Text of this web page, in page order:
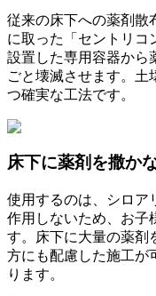
従来の床下への薬剤散
に取った「セントリコ
設置した専用容器から
ごと壊滅させます。土
つ確実な工法です。
床下に薬剤を撒か
使用するのは、シロア
作用しないため、お子
す。床下に大量の薬剤
方にも配慮した施工が
ります。